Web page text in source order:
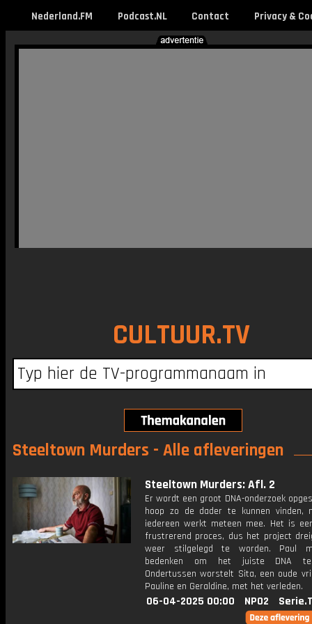
Nederland.FM Podcast.NL Contact Privacy &
CULTUUR.TV
Steeltown Murders - Alle afleveringen
Steeltown Murders: Afl. 2
Er wordt een groot DNA-onderzoek
hoop zo de dader te kunnen vinden,
iedereen werkt meteen mee. Het is
frustrerend proces, dus het project
weer stilgelegd te worden. Paul
bedenken om het juiste DNA te
Ondertussen worstelt Sita, een oude
Pauline en Geraldine, met het verleden.
06-04-2025 00:00 NPO2